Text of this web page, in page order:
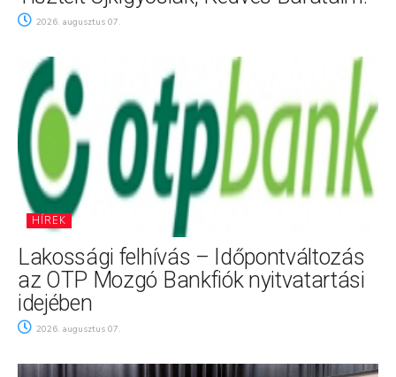
2026. augusztus 07.
HÍREK
Lakossági felhívás – Időpontváltozás
az OTP Mozgó Bankfiók nyitvatartási
idejében
2026. augusztus 07.